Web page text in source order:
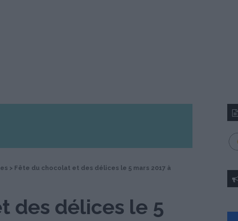
> Fête du chocolat et des délices le 5 mars 2017 à
des délices le 5